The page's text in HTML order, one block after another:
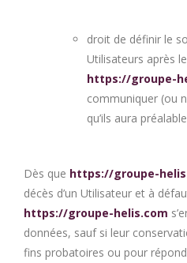
droit de définir le
Utilisateurs après
https://groupe-
communiquer (ou
qu’ils aura
Dès que https://groupe-
décès d’un Utilisateur et à
https://groupe-helis.com
données, sauf si leur
fins probatoires ou pour